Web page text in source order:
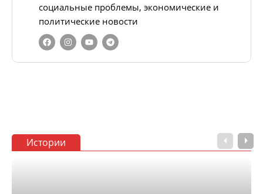
социальные проблемы, экономические и
политические новости
Истории